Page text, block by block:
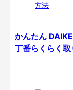
かんたん
丁番らくらく